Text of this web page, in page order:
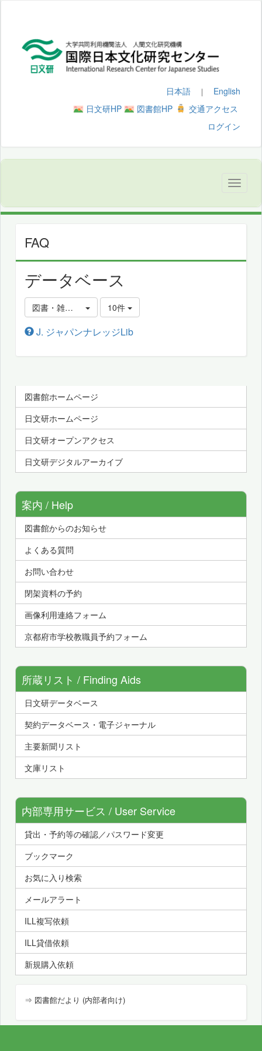
日本語 ｜ English
日文研HP
図書館HP
交通アクセス
ログイン
FAQ
データベース
図書・雑誌・新聞記事を探す、辞書・百科事典等を調べる
10件
J. ジャパンナレッジLib
図書館ホームページ
日文研ホームページ
日文研オープンアクセス
日文研デジタルアーカイブ
案内 / Help
図書館からのお知らせ
よくある質問
お問い合わせ
閉架資料の予約
画像利用連絡フォーム
京都府市学校教職員予約フォーム
所蔵リスト / Finding Aids
日文研データベース
契約データベース・電子ジャーナル
主要新聞リスト
文庫リスト
内部専用サービス / User Service
貸出・予約等の確認／パスワード変更
ブックマーク
お気に入り検索
メールアラート
ILL複写依頼
ILL貸借依頼
新規購入依頼
⇒ 図書館だより (内部者向け)